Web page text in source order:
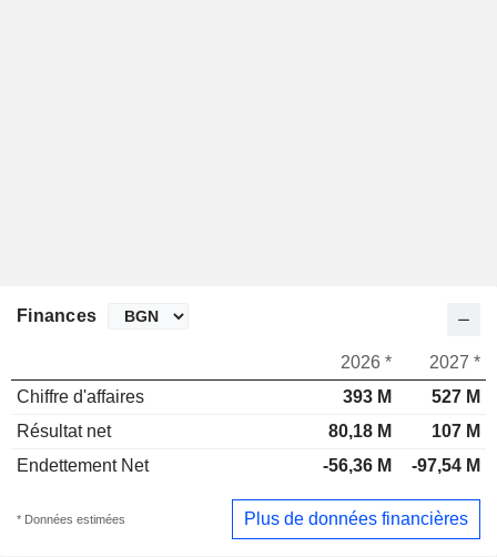
Finances
2026 *
2027 *
Chiffre d'affaires
393 M
527 M
Résultat net
80,18 M
107 M
Endettement Net
-56,36 M -97,54 M
* Données estimées Plus de données financières